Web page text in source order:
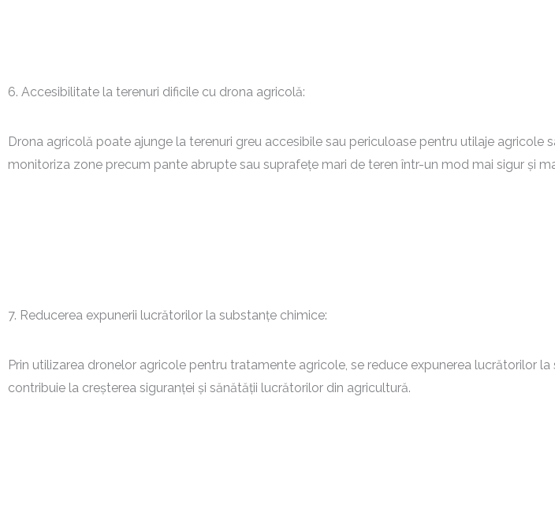
6. Accesibilitate la terenuri dificile cu drona agricolă:
Drona agricolă poate ajunge la terenuri greu accesibile sau periculoase pentru utilaje agricole
monitoriza zone precum pante abrupte sau suprafețe mari de teren într-un mod mai sigur și
7. Reducerea expunerii lucrătorilor la substanțe chimice:
Prin utilizarea dronelor agricole pentru tratamente agricole, se reduce expunerea lucrătorilor
contribuie la creșterea siguranței și sănătății lucrătorilor din agricultură.